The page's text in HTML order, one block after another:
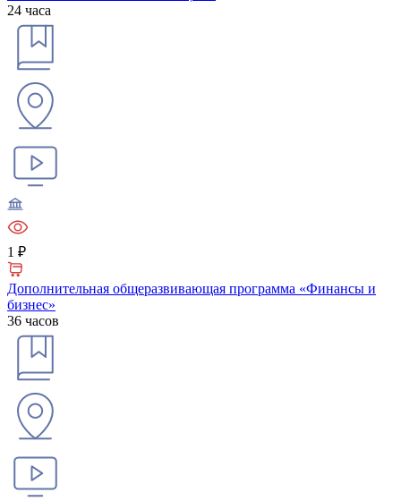
24 часа
1 ₽
Дополнительная общеразвивающая программа «Финансы и
бизнес»
36 часов